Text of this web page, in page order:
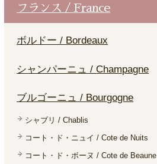
フランス / France
ボルドー / Bordeaux
シャンパーニュ / Champagne
ブルゴーニュ / Bourgogne
シャブリ / Chablis
コート・ド・ニュイ / Cote de Nuits
コート・ド・ボーヌ / Cote de Beaune